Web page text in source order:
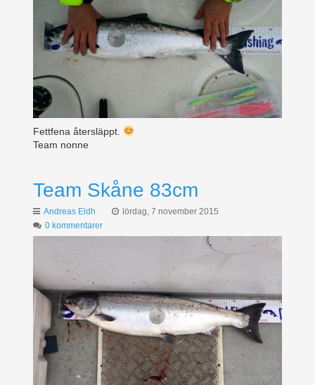
Fettfena återsläppt.
Team nonne
Team Skåne 83cm
Andreas Eldh
lördag, 7 november 2015
0 kommentarer